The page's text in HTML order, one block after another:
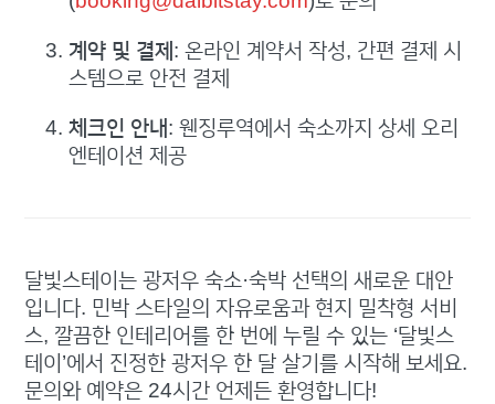
계약 및 결제 : 온라인 계약서 작성, 간편 결제 시
스템으로 안전 결제
체크인 안내: 웬징루역에서 숙소까지 상세 오리
엔테이션 제공
달빛스테이는 광저우 숙소·숙박 선택의 새로운 대안
입니다. 민박 스타일의 자유로움과 현지 밀착형 서비
스, 깔끔한 인테리어를 한 번에 누릴 수 있는 ‘달빛스
테이’에서 진정한 광저우 한 달 살기를 시작해 보세요.
문의와 예약은 24시간 언제든 환영합니다!